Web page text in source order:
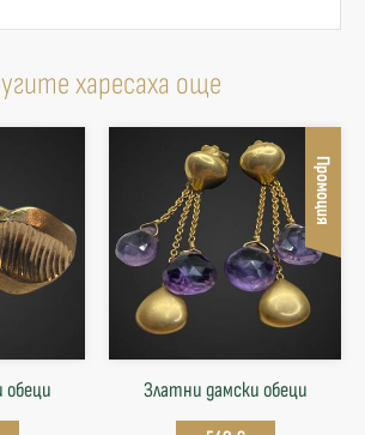
харесаха още
обеци
Промоция
Златни дамски обеци